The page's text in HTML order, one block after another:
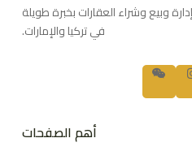
وبيع وشراء العقارات بخبرة طويلة
في تركيا والإمارات.
أهم الصفحات